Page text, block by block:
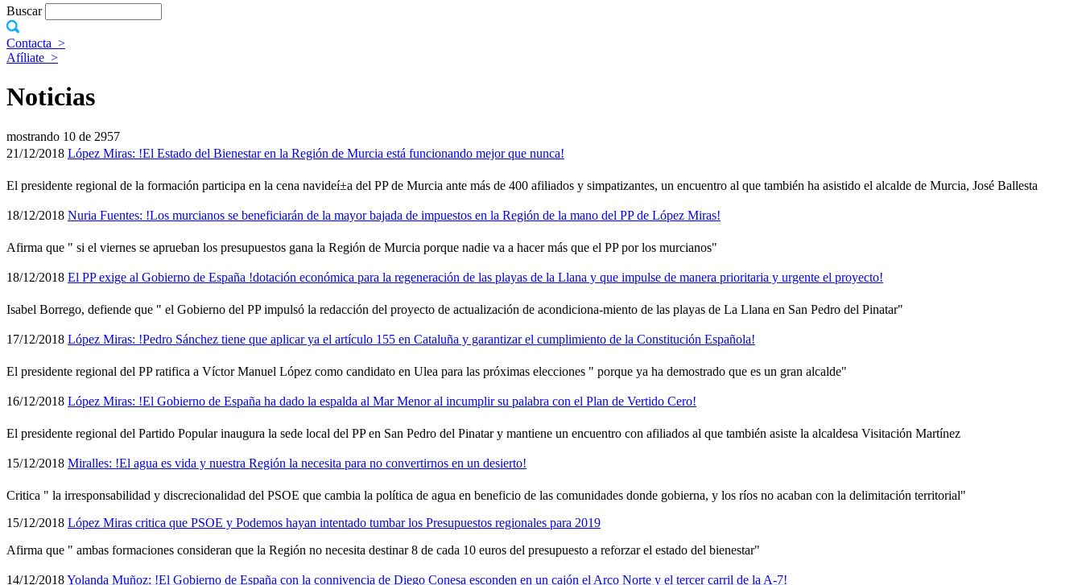
Buscar
Contacta >
Afíliate >
Noticias
mostrando 10 de 2957
21/12/2018 López Miras: !El Estado del Bienestar en la Región de Murcia está funcionando mejor que nunca!
El presidente regional de la formación participa en la cena navideí±a del PP de Murcia ante más de 400 afiliados y simpatizantes, un encuentro al que también ha asistido el alcalde de Murcia, José Ballesta
18/12/2018 Nuria Fuentes: !Los murcianos se beneficiarán de la mayor bajada de impuestos en la Región de la mano del PP de López Miras!
Afirma que " si el viernes se aprueban los presupuestos gana la Región de Murcia porque nadie va a hacer más que el PP por los murcianos"
18/12/2018 El PP exige al Gobierno de España !dotación económica para la regeneración de las playas de la Llana y que impulse de manera prioritaria y urgente el proyecto!
Isabel Borrego, defiende que " el Gobierno del PP impulsó la redacción del proyecto de actualización de acondiciona-miento de las playas de La Llana en San Pedro del Pinatar"
17/12/2018 López Miras: !Pedro Sánchez tiene que aplicar ya el artí­culo 155 en Cataluña y garantizar el cumplimiento de la Constitución Española!
El presidente regional del PP ratifica a Ví­ctor Manuel López como candidato en Ulea para las próximas elecciones " porque ya ha demostrado que es un gran alcalde"
16/12/2018 López Miras: !El Gobierno de España ha dado la espalda al Mar Menor al incumplir su palabra con el Plan de Vertido Cero!
El presidente regional del Partido Popular inaugura la sede local del PP en San Pedro del Pinatar y mantiene un encuentro con afiliados al que también asiste la alcaldesa Visitación Martí­nez
15/12/2018 Miralles: !El agua es vida y nuestra Región la necesita para no convertirnos en un desierto!
Critica " la irresponsabilidad y discrecionalidad del PSOE que cambia la polí­tica de agua en beneficio de las comunidades donde gobierna, y los rí­os no acaban con la delimitación territorial"
15/12/2018 López Miras critica que PSOE y Podemos hayan intentado tumbar los Presupuestos regionales para 2019
Afirma que " ambas formaciones consideran que la Región no necesita destinar 8 de cada 10 euros del presupuesto a reforzar el estado del bienestar"
14/12/2018Yolanda Muñoz: !El Gobierno de España con la connivencia de Diego Conesa esconden en un cajón el Arco Norte y el tercer carril de la A-7!